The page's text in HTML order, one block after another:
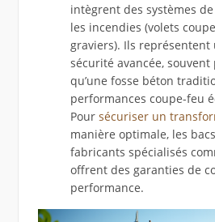
intègrent des systèmes
les incendies (volets
graviers). Ils représentent
sécurité avancée,
qu’une fosse béton
performances coupe-feu
Pour sécuriser un
manière optimale, les
fabricants spécialisés
offrent des garanties de
performance.